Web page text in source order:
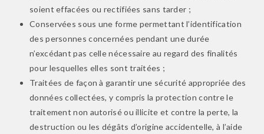
soient effacées ou rectifiées sans tarder ;
Conservées sous une forme permettant l’identification
des personnes concernées pendant une durée
n’excédant pas celle nécessaire au regard des finalités
pour lesquelles elles sont traitées ;
Traitées de façon à garantir une sécurité appropriée des
données collectées, y compris la protection contre le
traitement non autorisé ou illicite et contre la perte, la
destruction ou les dégâts d’origine accidentelle, à l’aide